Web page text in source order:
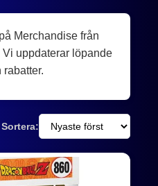
Merchandise från
uppdaterar löpande
rabatter.
Sortera: